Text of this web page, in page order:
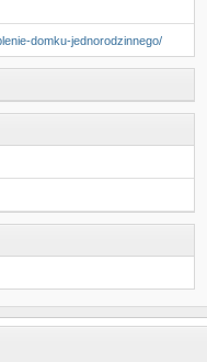
domku-jednorodzinnego/